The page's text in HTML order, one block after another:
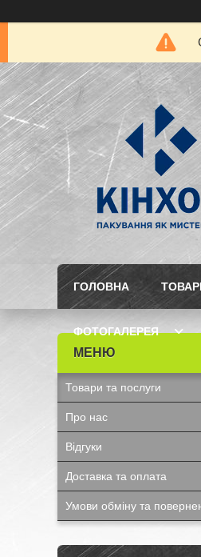
ГОЛОВНА
ФОТОГАЛЕРЕЯ
Товари та послуги
Про нас
Відгуки
Доставка та оплата
Умови обміну та